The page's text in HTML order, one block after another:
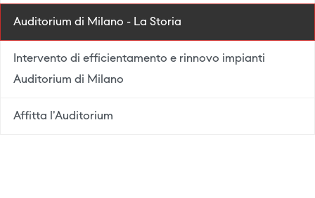
Auditorium di Milano - La Storia
Intervento di efficientamento e rinnovo impianti
Auditorium di Milano
Affitta l'Auditorium